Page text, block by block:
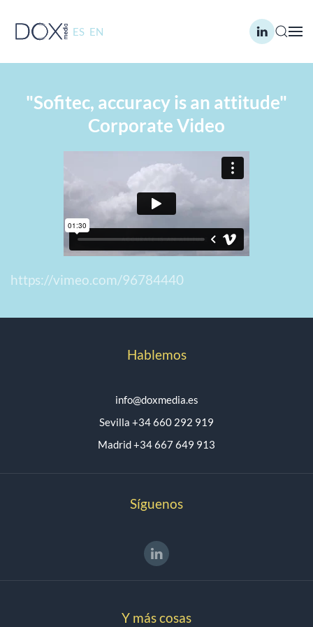
Skip to main content
ES EN
"Sofitec, accuracy is an attitude"
Corporate Video
https://vimeo.com/96784440
Hablemos
info@doxmedia.es
Sevilla +34 660 292 919
Madrid +34 667 649 913
Síguenos
Y más cosas